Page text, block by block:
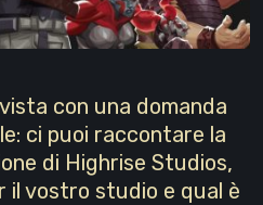
con una domanda
ci puoi raccontare la
di Highrise Studios,
il vostro studio e qual è